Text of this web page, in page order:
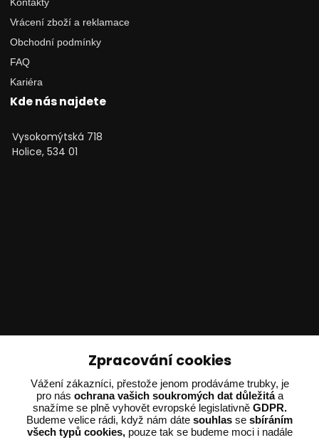
Kontakty
Vrácení zboží a reklamace
Obchodní podmínky
FAQ
Kariéra
Kde nás najdete
Vysokomýtská 718
Holice, 534 01
Ing. Adam Dvořák
+420 602 234 254
(Po-Pá 8:00 - 15:00)
Zpracování cookies
Vážení zákazníci, přestože jenom prodáváme trubky, je
pro nás ochrana vašich soukromých dat důležitáa
snažíme se plně vyhovět evropské legislativně GDPR.
Budeme velice rádi, když nám dáte souhlas se sbíráním
všech typů cookies,pouze tak se budeme moci i nadále